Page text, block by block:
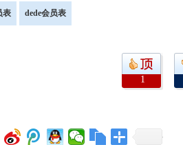
表 dede会员表
1